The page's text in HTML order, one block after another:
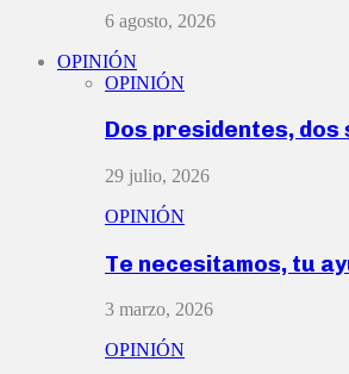
6 agosto, 2026
OPINIÓN
OPINIÓN
Dos presidentes,
29 julio, 2026
OPINIÓN
Te necesitamos, tu
3 marzo, 2026
OPINIÓN